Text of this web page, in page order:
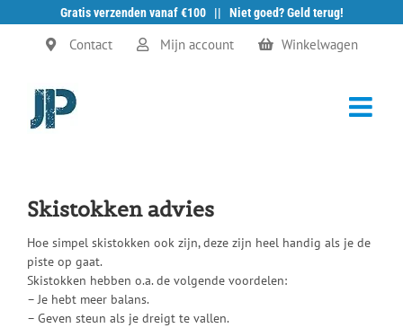
Gratis verzenden vanaf €100 || Niet goed? Geld terug!
Ga
Contact Mijn account Winkelwagen
Skistokken advies
Hoe simpel skistokken ook zijn, deze zijn heel handig als je de
piste op gaat.
Skistokken hebben o.a. de volgende voordelen:
– Je hebt meer balans.
– Geven steun als je dreigt te vallen.